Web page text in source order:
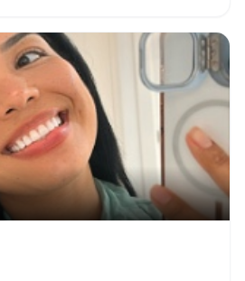
o por horas.